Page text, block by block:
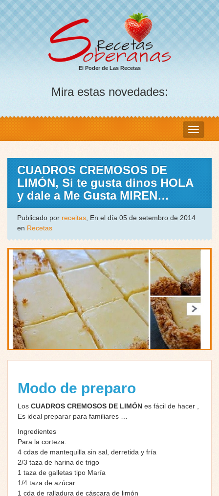
El Poder de Las Recetas
Mira estas novedades:
CUADROS CREMOSOS DE
LIMÓN, Si te gusta dinos HOLA
y dale a Me Gusta MIREN…
Publicado por receitas, En el día 05 de setembro de 2014
en Recetas
Modo de preparo
Los CUADROS CREMOSOS DE LIMÓN es fácil de hacer ,
Es ideal preparar para familiares …
Ingredientes
Para la corteza:
4 cdas de mantequilla sin sal, derretida y fría
2/3 taza de harina de trigo
1 taza de galletas tipo María
1/4 taza de azúcar
1 cda de ralladura de cáscara de limón